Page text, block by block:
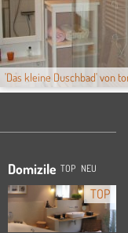
'Das kleine Duschbad' von
Domizile TOP NEU
TOP